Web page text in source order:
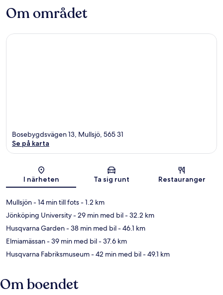
Om området
Karta
Bosebygdsvägen 13, Mullsjö, 565 31
Se på karta
I närheten Ta sig runt Restauranger
Mullsjön- 14 min till fots- 1.2 km
Jönköping University- 29 min med bil- 32.2 km
Husqvarna Garden- 38 min med bil- 46.1 km
Elmiamässan- 39 min med bil- 37.6 km
Husqvarna Fabriksmuseum- 42 min med bil- 49.1 km
Om boendet